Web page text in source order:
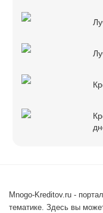
Mnogo-Kreditov.ru -
тематике. Здесь вы